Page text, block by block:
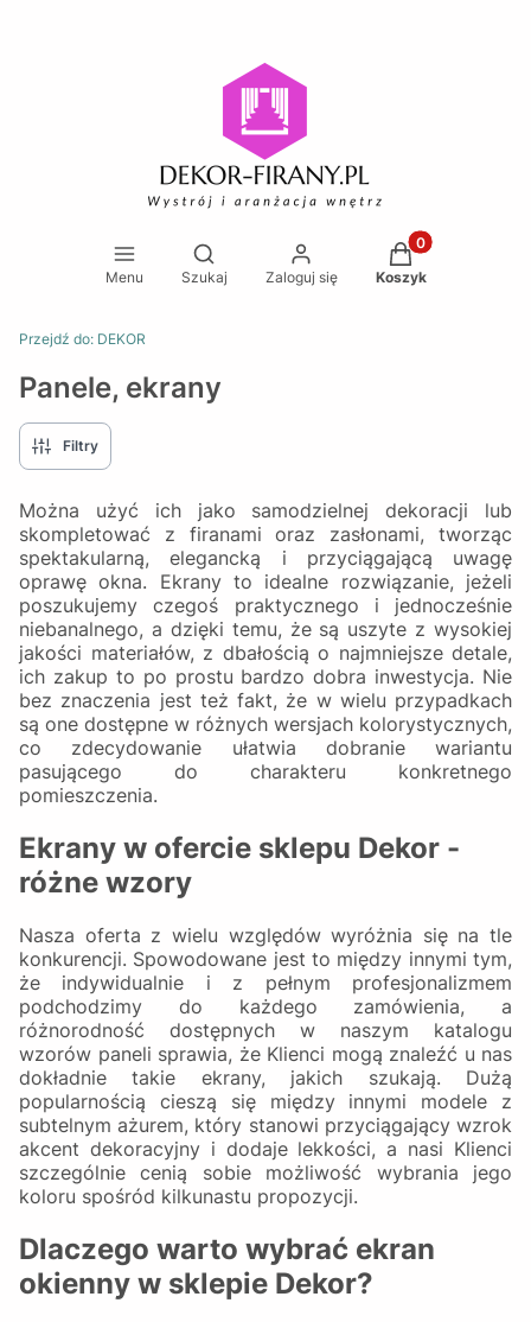
Menu
Otwórz wyszukiwarkę
Szukaj Zaloguj się
Produkty w
Koszyk
Przejdź do: DEKOR
Panele, ekrany
Filtry
Można użyć ich jako samodzielnej dekoracji lub
skompletować z firanami oraz zasłonami, tworząc
spektakularną, elegancką i przyciągającą uwagę
oprawę okna. Ekrany to idealne rozwiązanie, jeżeli
poszukujemy czegoś praktycznego i jednocześnie
niebanalnego, a dzięki temu, że są uszyte z wysokiej
jakości materiałów, z dbałością o najmniejsze detale,
ich zakup to po prostu bardzo dobra inwestycja. Nie
bez znaczenia jest też fakt, że w wielu przypadkach
są one dostępne w różnych wersjach kolorystycznych,
co zdecydowanie ułatwia dobranie wariantu
pasującego do charakteru konkretnego
pomieszczenia.
Ekrany w ofercie sklepu Dekor -
różne wzory
Nasza oferta z wielu względów wyróżnia się na tle
konkurencji. Spowodowane jest to między innymi tym,
że indywidualnie i z pełnym profesjonalizmem
podchodzimy do każdego zamówienia, a
różnorodność dostępnych w naszym katalogu
wzorów paneli sprawia, że Klienci mogą znaleźć u nas
dokładnie takie ekrany, jakich szukają. Dużą
popularnością cieszą się między innymi modele z
subtelnym ażurem, który stanowi przyciągający wzrok
akcent dekoracyjny i dodaje lekkości, a nasi Klienci
szczególnie cenią sobie możliwość wybrania jego
koloru spośród kilkunastu propozycji.
Dlaczego warto wybrać ekran
okienny w sklepie Dekor?